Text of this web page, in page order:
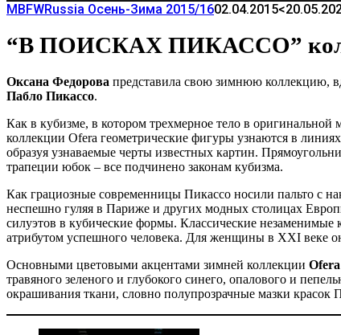
MBFWRussia Осень-Зима 2015/1602.04.2015
“В ПОИСКАХ ПИКАССО”
Оксана Федорова представила свою зимнюю коллекцию,
Пабло Пикассо.
Как в кубизме, в котором трехмерное тело в
коллекции Ofera геометрические фигуры узнаются в
образуя узнаваемые черты известных картин.
трапеции юбок – все подчинено законам кубизма.
Как грациозные современницы Пикассо носили пальто с
неспешно гуляя в Париже и других модных столицах
силуэтов в кубические формы. Классические
атрибутом успешного человека. Для женщины в XXI веке
Основными цветовыми акцентами зимней коллекции Ofera
травяного зеленого и глубокого синего, опалового и
окрашивания ткани, словно полупрозрачные мазки красок